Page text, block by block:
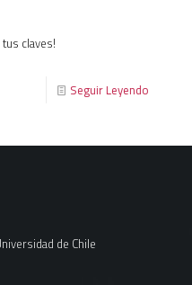
claves!
Seguir Leyendo
de Chile